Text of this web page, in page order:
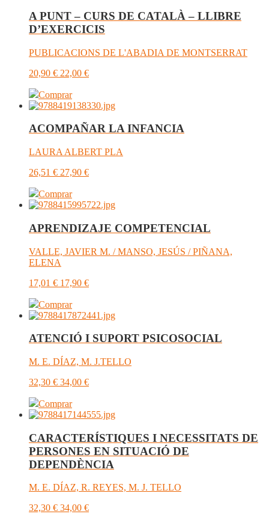
A PUNT – CURS DE CATALÀ – LLIBRE
D’EXERCICIS
PUBLICACIONS DE L'ABADIA DE MONTSERRAT
20,90 € 22,00 €
Comprar
ACOMPAÑAR LA INFANCIA
LAURA ALBERT PLA
26,51 € 27,90 €
Comprar
APRENDIZAJE COMPETENCIAL
VALLE, JAVIER M. / MANSO, JESÚS / PIÑANA,
ELENA
17,01 € 17,90 €
Comprar
ATENCIÓ I SUPORT PSICOSOCIAL
M. E. DÍAZ, M. J.TELLO
32,30 € 34,00 €
Comprar
CARACTERÍSTIQUES I NECESSITATS DE
PERSONES EN SITUACIÓ DE
DEPENDÈNCIA
M. E. DÍAZ, R. REYES, M. J. TELLO
32,30 € 34,00 €